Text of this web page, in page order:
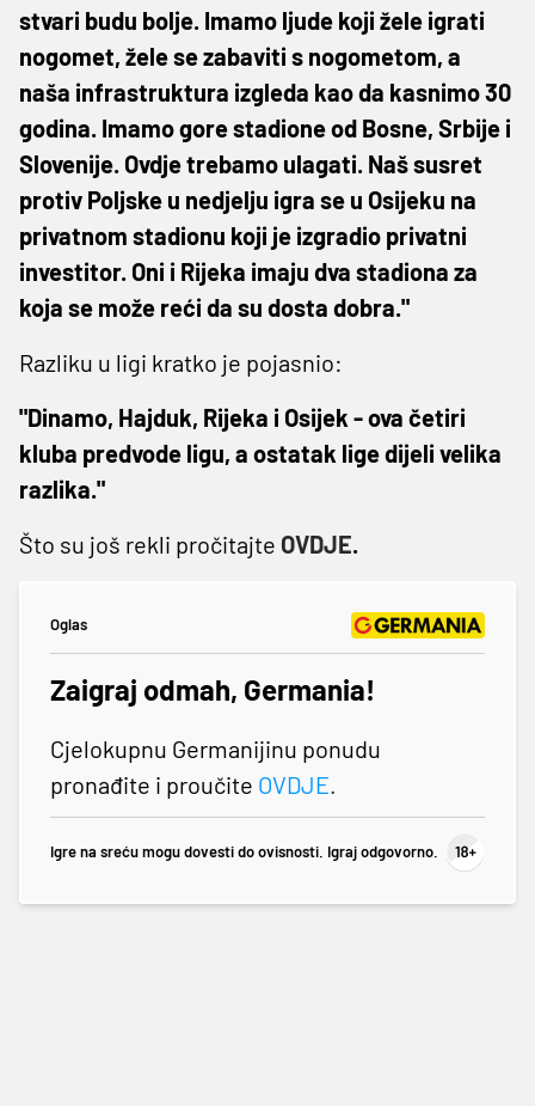
stvari budu bolje. Imamo ljude koji žele igrati
nogomet, žele se zabaviti s nogometom, a
naša infrastruktura izgleda kao da kasnimo 30
godina. Imamo gore stadione od Bosne, Srbije i
Slovenije. Ovdje trebamo ulagati. Naš susret
protiv Poljske u nedjelju igra se u Osijeku na
privatnom stadionu koji je izgradio privatni
investitor. Oni i Rijeka imaju dva stadiona za
koja se može reći da su dosta dobra."
Razliku u ligi kratko je pojasnio:
"Dinamo, Hajduk, Rijeka i Osijek - ova četiri
kluba predvode ligu, a ostatak lige dijeli velika
razlika."
Što su još rekli pročitajte OVDJE.
Oglas
Zaigraj odmah, Germania!
Cjelokupnu Germanijinu ponudu
pronađite i proučite OVDJE
Igre na sreću mogu dovesti do ovisnosti. Igraj odgovorno.